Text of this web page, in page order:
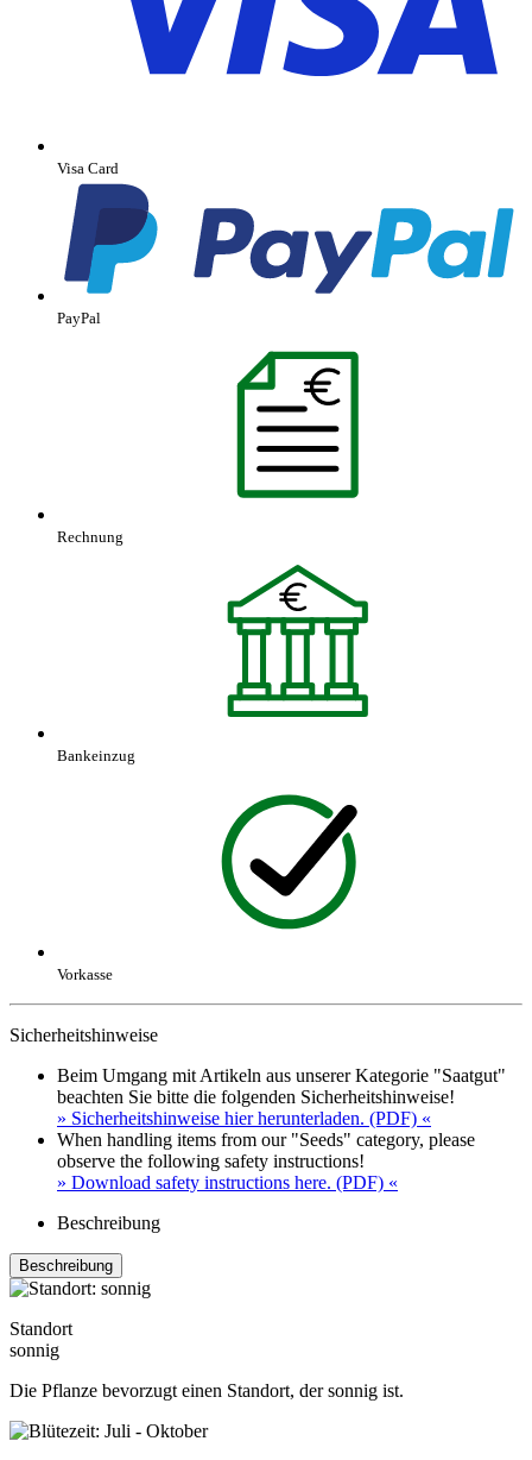
Visa Card
PayPal
Rechnung
Bankeinzug
Vorkasse
Sicherheitshinweise
Beim Umgang mit Artikeln aus unserer Kategorie "Saatgut"
beachten Sie bitte die folgenden Sicherheitshinweise!
» Sicherheitshinweise hier herunterladen. (PDF) «
When handling items from our "Seeds" category, please
observe the following safety instructions!
» Download safety instructions here. (PDF) «
Beschreibung
Beschreibung
Standort
sonnig
Die Pflanze bevorzugt einen Standort, der sonnig ist.